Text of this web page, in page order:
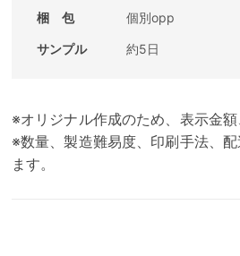
梱 包 個別opp
サンプル 約5日
※オリジナル作成のため、表示金額
※数量、製造難易度、印刷手法、
ます。